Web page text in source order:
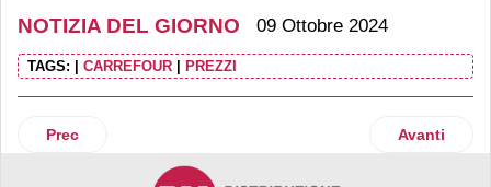
NOTIZIA DEL GIORNO 09 Ottobre 2024
TAGS: | CARREFOUR | PREZZI
Articolo precedente: Primark a tutto spiano... da
Prec Articolo
Avanti